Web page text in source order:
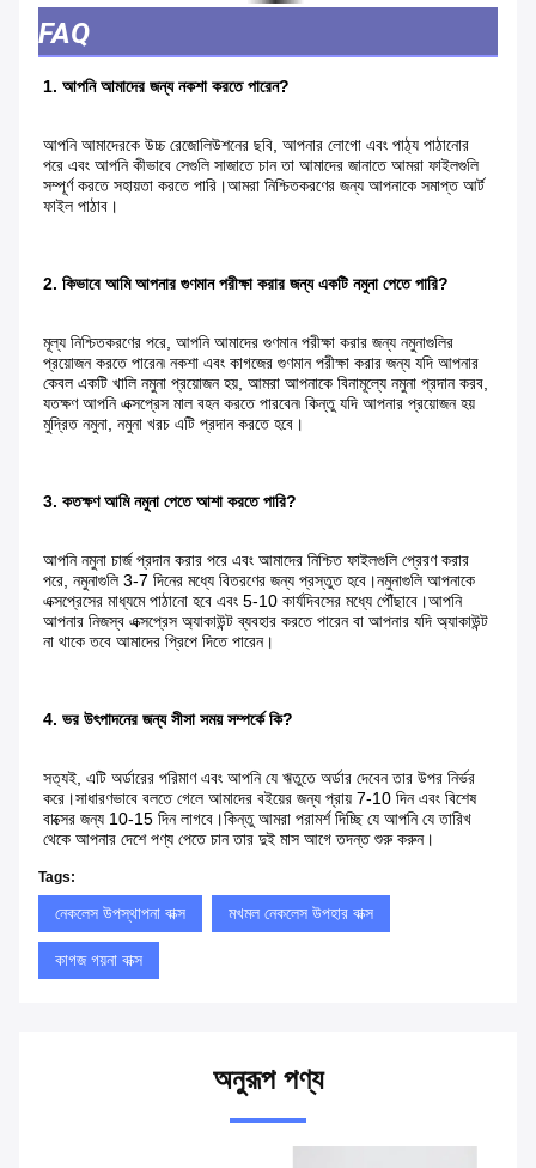
FAQ
1. আপনি আমাদের জন্য নকশা করতে পারেন?
আপনি আমাদেরকে উচ্চ রেজোলিউশনের ছবি, আপনার লোগো এবং পাঠ্য পাঠানোর
পরে এবং আপনি কীভাবে সেগুলি সাজাতে চান তা আমাদের জানাতে আমরা ফাইলগুলি
সম্পূর্ণ করতে সহায়তা করতে পারি।আমরা নিশ্চিতকরণের জন্য আপনাকে সমাপ্ত আর্ট
ফাইল পাঠাব।
2. কিভাবে আমি আপনার গুণমান পরীক্ষা করার জন্য একটি নমুনা পেতে পারি?
মূল্য নিশ্চিতকরণের পরে, আপনি আমাদের গুণমান পরীক্ষা করার জন্য নমুনাগুলির
প্রয়োজন করতে পারেন৷ নকশা এবং কাগজের গুণমান পরীক্ষা করার জন্য যদি আপনার
কেবল একটি খালি নমুনা প্রয়োজন হয়, আমরা আপনাকে বিনামূল্যে নমুনা প্রদান করব,
যতক্ষণ আপনি এক্সপ্রেস মাল বহন করতে পারবেন৷ কিন্তু যদি আপনার প্রয়োজন হয়
মুদ্রিত নমুনা, নমুনা খরচ এটি প্রদান করতে হবে।
3. কতক্ষণ আমি নমুনা পেতে আশা করতে পারি?
আপনি নমুনা চার্জ প্রদান করার পরে এবং আমাদের নিশ্চিত ফাইলগুলি প্রেরণ করার
পরে, নমুনাগুলি 3-7 দিনের মধ্যে বিতরণের জন্য প্রস্তুত হবে।নমুনাগুলি আপনাকে
এক্সপ্রেসের মাধ্যমে পাঠানো হবে এবং 5-10 কার্যদিবসের মধ্যে পৌঁছাবে।আপনি
আপনার নিজস্ব এক্সপ্রেস অ্যাকাউন্ট ব্যবহার করতে পারেন বা আপনার যদি অ্যাকাউন্ট
না থাকে তবে আমাদের প্রিপে দিতে পারেন।
4. ভর উৎপাদনের জন্য সীসা সময় সম্পর্কে কি?
সত্যই, এটি অর্ডারের পরিমাণ এবং আপনি যে ঋতুতে অর্ডার দেবেন তার উপর নির্ভর
করে।সাধারণভাবে বলতে গেলে আমাদের বইয়ের জন্য প্রায় 7-10 দিন এবং বিশেষ
বাক্সের জন্য 10-15 দিন লাগবে।কিন্তু আমরা পরামর্শ দিচ্ছি যে আপনি যে তারিখ
থেকে আপনার দেশে পণ্য পেতে চান তার দুই মাস আগে তদন্ত শুরু করুন।
Tags:
নেকলেস উপস্থাপনা বাক্স মখমল নেকলেস উপহার বাক্স
কাগজ গয়না বাক্স
অনুরূপ পণ্য